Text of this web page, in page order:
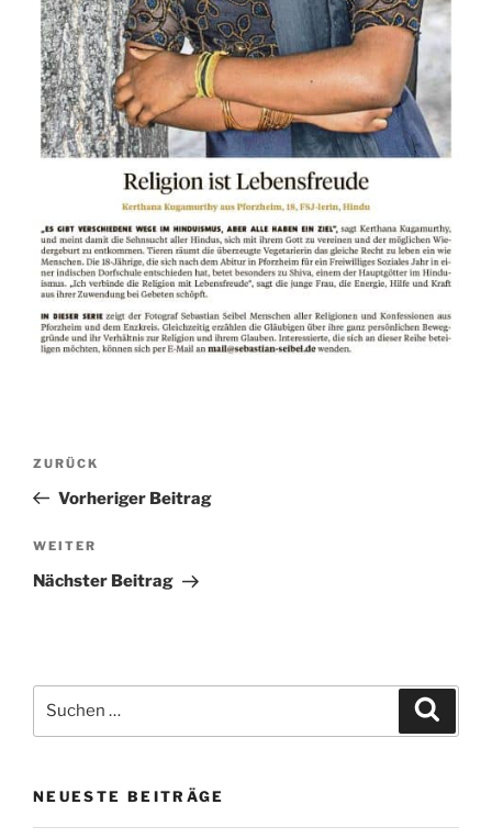
Beitragsnavigation
Vorheriger
Beitrag
ZURÜCK
Vorheriger Beitrag
Nächster
Beitrag
WEITER
Nächster Beitrag
nach:
NEUESTE BEITRÄGE